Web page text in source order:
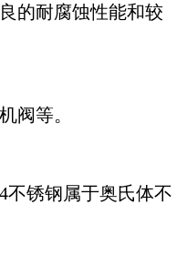
的耐腐蚀性能和较
阀等。
不锈钢属于奥氏体不